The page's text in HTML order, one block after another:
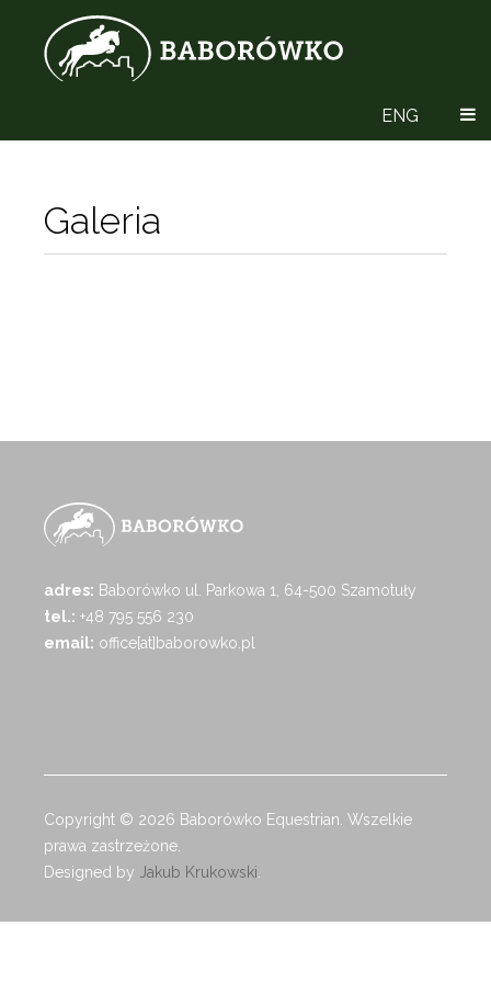
ENG
Galeria
adres: Baborówko ul. Parkowa 1, 64-500 Szamotuły
tel.: +48 795 556 230
email: office[at]baborowko.pl
Copyright © 2026 Baborówko Equestrian. Wszelkie
prawa zastrzeżone.
Designed by Jakub Krukowski